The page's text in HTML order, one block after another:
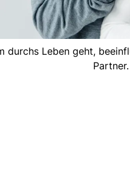
durchs Leben geht,